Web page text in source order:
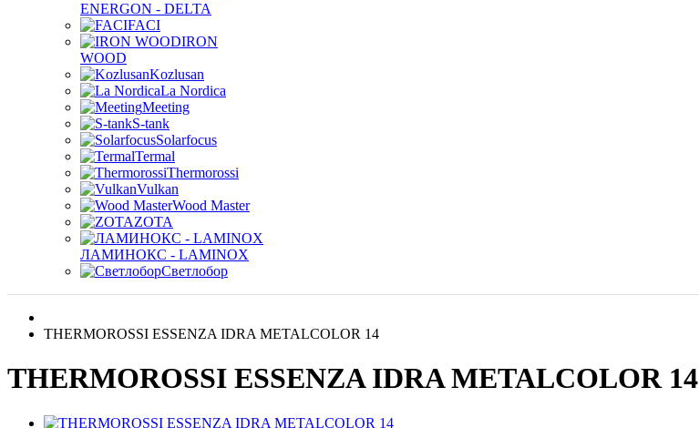
ENERGON - DELTA
FACI
IRON
WOOD
Kozlusan
La Nordica
Meeting
S-tank
Solarfocus
Termal
Thermorossi
Vulkan
Wood Master
ZOTA
ЛАМИНОКС - LAMINOX
Светлобор
THERMOROSSI ESSENZA IDRA METALCOLOR 14
THERMOROSSI ESSENZA IDRA METALCOLOR 14